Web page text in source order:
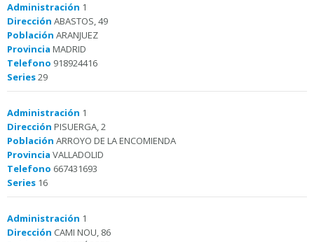
Administración 1
Dirección ABASTOS, 49
Población ARANJUEZ
Provincia MADRID
Telefono 918924416
Series29
Administración 1
Dirección PISUERGA, 2
Población ARROYO DE LA ENCOMIENDA
Provincia VALLADOLID
Telefono 667431693
Series 16
Administración 1
Dirección CAMI NOU, 86